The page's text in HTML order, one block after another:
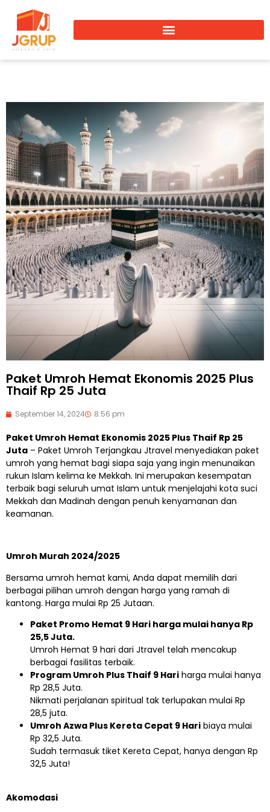
Paket Umroh Hemat Ekonomis 2025 Plus
Thaif Rp 25 Juta
September 14, 2024 8:56 pm
Paket Umroh Hemat Ekonomis 2025 Plus Thaif Rp 25
Juta – Paket Umroh Terjangkau Jtravel menyediakan paket
umroh yang hemat bagi siapa saja yang ingin menunaikan
rukun Islam kelima ke Mekkah. Ini merupakan kesempatan
terbaik bagi seluruh umat Islam untuk menjelajahi kota suci
Mekkah dan Madinah dengan penuh kenyamanan dan
keamanan.
Umroh Murah 2024/2025
Bersama umroh hemat kami, Anda dapat memilih dari
berbagai pilihan umroh dengan harga yang ramah di
kantong. Harga mulai Rp 25 Jutaan.
Paket Promo Hemat 9 Hari harga mulai hanya Rp
25,5 Juta.
Umroh Hemat 9 hari dari Jtravel telah mencakup
berbagai fasilitas terbaik.
Program Umroh Plus Thaif 9 Hari harga mulai hanya
Rp 28,5 Juta.
Nikmati perjalanan spiritual tak terlupakan mulai Rp
28,5 juta.
Umroh Azwa Plus Kereta Cepat 9 Hari biaya mulai
Rp 32,5 Juta.
Sudah termasuk tiket Kereta Cepat, hanya dengan Rp
32,5 Juta!
Akomodasi